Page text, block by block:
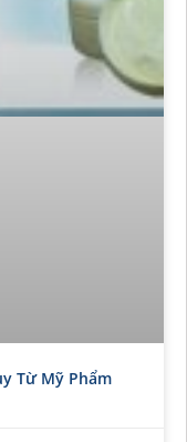
Từ Mỹ Phẩm